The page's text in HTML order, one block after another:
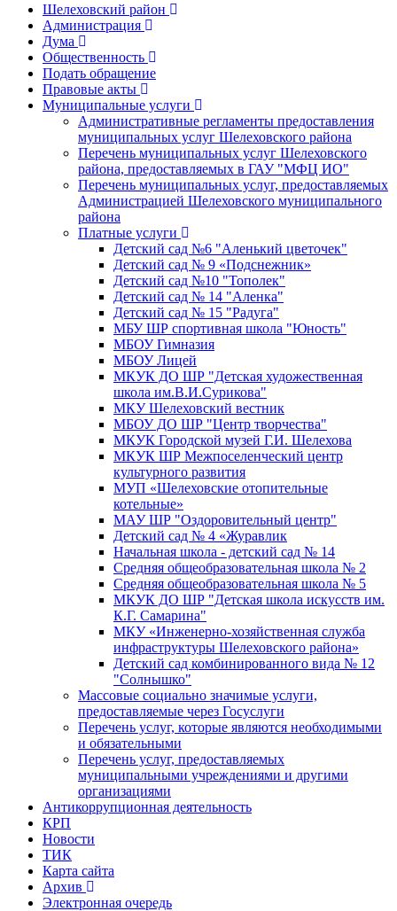
Шелеховский район
Администрация
Дума
Общественность
Подать обращение
Правовые акты
Муниципальные услуги
Административные регламенты предоставления
муниципальных услуг Шелеховского района
Перечень муниципальных услуг Шелеховского
района, предоставляемых в ГАУ "МФЦ ИО"
Перечень муниципальных услуг, предоставляемых
Администрацией Шелеховского муниципального
района
Платные услуги
Детский сад №6 "Аленький цветочек"
Детский сад № 9 «Подснежник»
Детский сад №10 "Тополек"
Детский сад № 14 "Аленка"
Детский сад № 15 "Радуга"
МБУ ШР спортивная школа "Юность"
МБОУ Гимназия
МБОУ Лицей
МКУК ДО ШР "Детская художественная
школа им.В.И.Сурикова"
МКУ Шелеховский вестник
МБОУ ДО ШР "Центр творчества"
МКУК Городской музей Г.И. Шелехова
МКУК ШР Межпоселенческий центр
культурного развития
МУП «Шелеховские отопительные
котельные»
МАУ ШР "Оздоровительный центр"
Детский сад № 4 «Журавлик
Начальная школа - детский сад № 14
Средняя общеобразовательная школа № 2
Средняя общеобразовательная школа № 5
МКУК ДО ШР "Детская школа искусств им.
К.Г. Самарина"
МКУ «Инженерно-хозяйственная служба
инфраструктуры Шелеховского района»
Детский сад комбинированного вида № 12
"Солнышко"
Массовые социально значимые услуги,
предоставляемые через Госуслуги
Перечень услуг, которые являются необходимыми
и обязательными
Перечень услуг, предоставляемых
муниципальными учреждениями и другими
организациями
Антикоррупционная деятельность
КРП
Новости
ТИК
Карта сайта
Архив
Электронная очередь